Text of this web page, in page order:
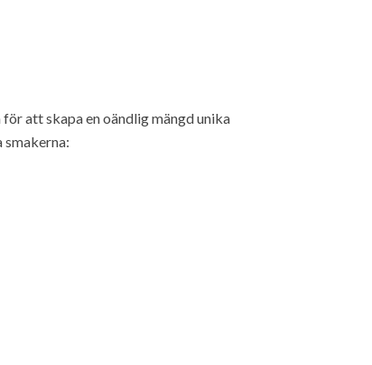
att skapa en oändlig mängd unika